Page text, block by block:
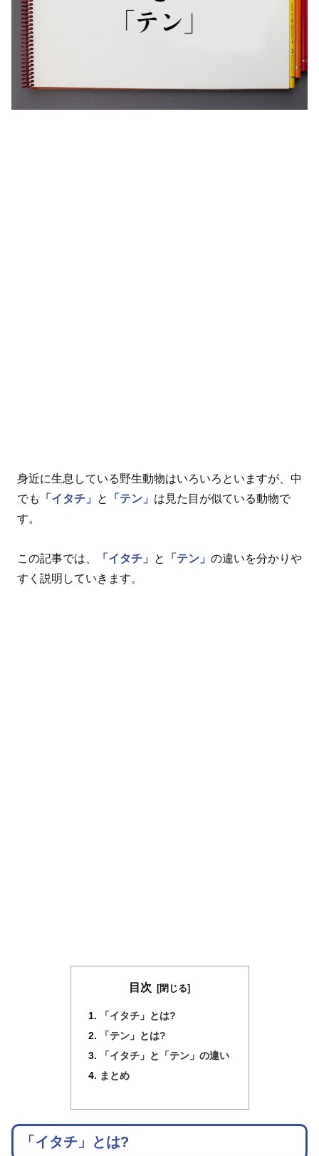
身近に生息している野生動物はいろいろといますが、中
でも
「イタチ」 と 「テン」 は見た目が似ている動物で
す。
この記事では、 「イタチ」 と 「テン」 の違いを分かりや
すく説明していきます。
目次
「イタチ」とは?
「テン」とは?
「イタチ」と「テン」の違い
まとめ
「イタチ」とは?